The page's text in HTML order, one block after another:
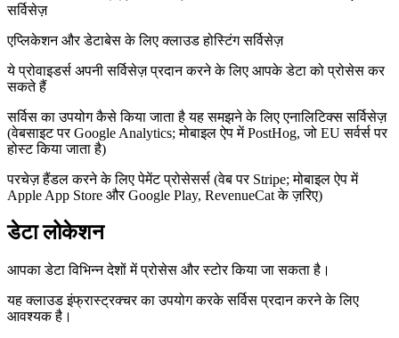
सर्विसेज़
एप्लिकेशन और डेटाबेस के लिए क्लाउड होस्टिंग सर्विसेज़
ये प्रोवाइडर्स अपनी सर्विसेज़ प्रदान करने के लिए आपके डेटा को प्रोसेस कर
सकते हैं
सर्विस का उपयोग कैसे किया जाता है यह समझने के लिए एनालिटिक्स सर्विसेज़
(वेबसाइट पर Google Analytics; मोबाइल ऐप में PostHog, जो EU सर्वर्स पर
होस्ट किया जाता है)
परचेज़ हैंडल करने के लिए पेमेंट प्रोसेसर्स (वेब पर Stripe; मोबाइल ऐप में
Apple App Store और Google Play, RevenueCat के ज़रिए)
डेटा लोकेशन
आपका डेटा विभिन्न देशों में प्रोसेस और स्टोर किया जा सकता है।
यह क्लाउड इंफ्रास्ट्रक्चर का उपयोग करके सर्विस प्रदान करने के लिए
आवश्यक है।